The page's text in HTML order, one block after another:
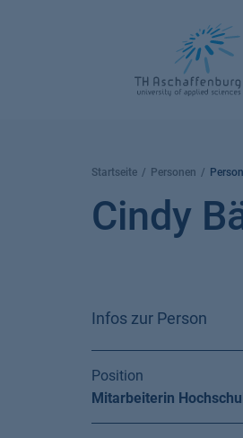
Startseite Personen Person
Cindy
Infos zur Person
Position
Mitarbeiterin